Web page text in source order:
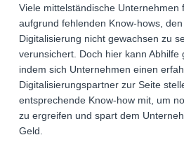
Viele mittelständische Unternehmen
aufgrund fehlenden Know-hows,
Digitalisierung nicht gewachsen zu
verunsichert. Doch hier kann Abhilfe
indem sich Unternehmen einen
Digitalisierungspartner zur Seite
entsprechende Know-how mit, um
zu ergreifen und spart dem
Geld.